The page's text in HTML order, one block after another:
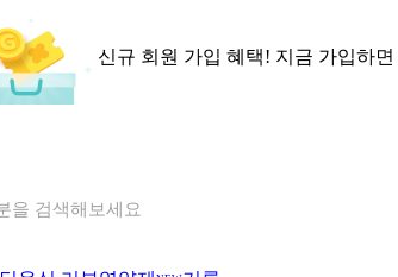
신규 회원 가입 혜택! 지금 가입하면
식 검색해보세요